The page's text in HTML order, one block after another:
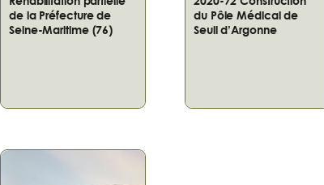
de la Préfecture de
Seine-Maritime (76)
du Pôle Médical de
Seuil d’Argonne